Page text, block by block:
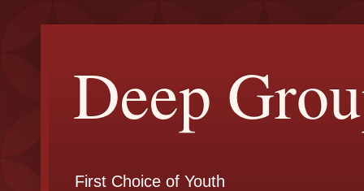
Deep
First Choice of Youth